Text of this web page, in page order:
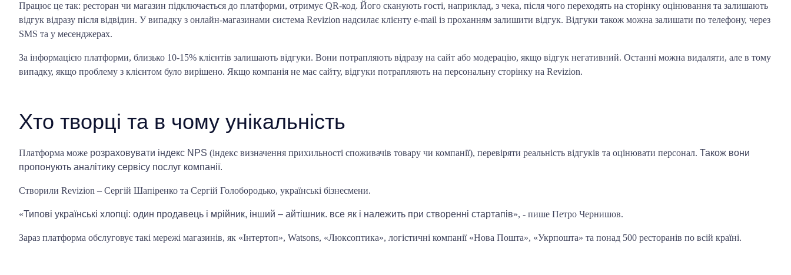
Працює це так: ресторан чи магазин підключається до платформи, отримує QR-код. Його сканують гості, наприклад, з чека, після чого переходять на сторінку оцінювання та залишають
відгук відразу після відвідин. У випадку з онлайн-магазинами система Revizion надсилає клієнту e-mail із проханням залишити відгук. Відгуки також можна залишати по телефону, через
SMS та у месенджерах.
За інформацією платформи, близько 10-15% клієнтів залишають відгуки. Вони потрапляють відразу на сайт або модерацію, якщо відгук негативний. Останні можна видаляти, але в тому
випадку, якщо проблему з клієнтом було вирішено. Якщо компанія не має сайту, відгуки потрапляють на персональну сторінку на Revizion.
Хто творці та в чому унікальність
Платформа може розраховувати індекс NPS (індекс визначення прихильності споживачів товару чи компанії), перевіряти реальність відгуків та оцінювати персонал. Також вони
пропонують аналітику сервісу послуг компанії.
Створили Revizion – Сергій Шапіренко та Сергій Голобородько, українські бізнесмени.
«Типові українські хлопці: один продавець і мрійник, інший – айтішник. все як і належить при створенні стартапів», - пише Петро Чернишов.
Зараз платформа обслуговує такі мережі магазинів, як «Інтертоп», Watsons, «Люксоптика», логістичні компанії «Нова Пошта», «Укрпошта» та понад 500 ресторанів по всій країні.